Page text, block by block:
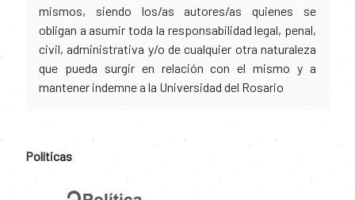
mismos, siendo los/as autores/as quienes se
obligan a asumir toda la responsabilidad legal, penal,
civil, administrativa y/o de cualquier otra naturaleza
que pueda surgir en relación con el mismo y a
mantener indemne a la Universidad del Rosario
Políticas